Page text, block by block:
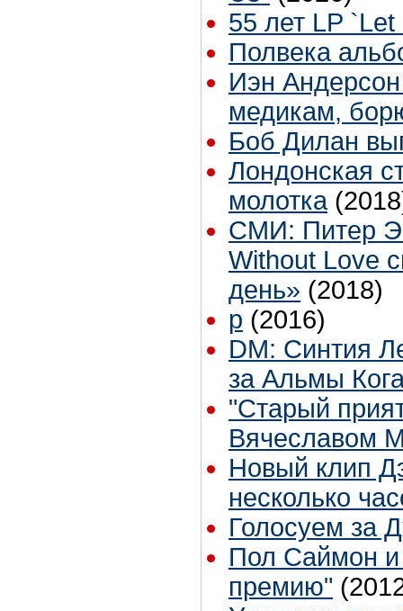
55 лет LP `Let
Полвека
Иэн
медикам,
Боб Дилан
Лондонская
молотка
СМИ: Питер
Without Love
день» (2018)
p (2016)
DM: Синтия
за Альмы
"Старый
Вячеславом
Новый клип
несколько
Голосуем за
Пол Саймон
премию"